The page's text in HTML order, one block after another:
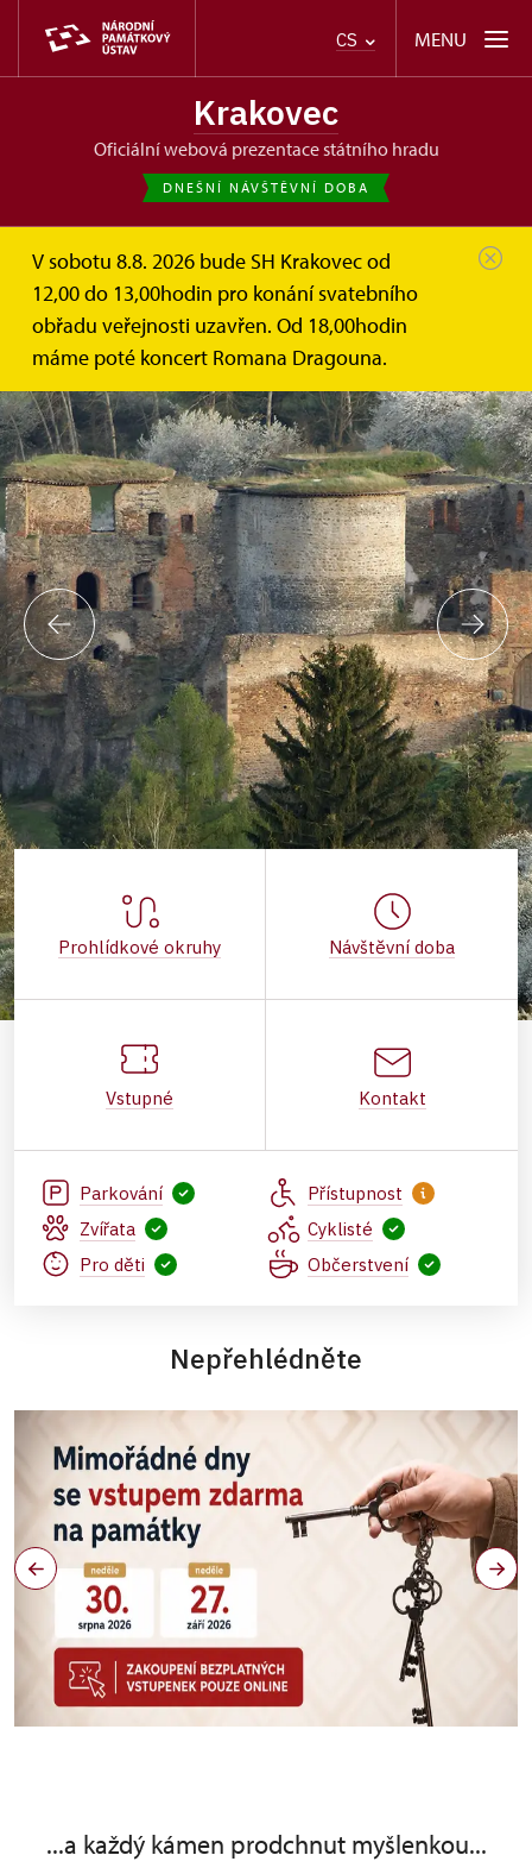
CS MENU
Krakovec
oficiální webová prezentace státního hradu
DNEŠNÍ NÁVŠTĚVNÍ DOBA
V sobotu 8.8. 2026 bude SH Krakovec od
12,00 do 13,00hodin pro konání svatebního
obřadu veřejnosti uzavřen. Od 18,00hodin
máme poté koncert Romana Dragouna.
Prohlídkové okruhy Návštěvní doba
Vstupné Kontakt
Parkování
Přístupnost
Zvířata
Cyklisté
Pro děti
Občerstvení
Nepřehlédněte
...a každý kámen prodchnut myšlenkou...